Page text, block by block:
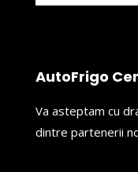
AutoFrigo
Va asteptam cu
dintre partenerii